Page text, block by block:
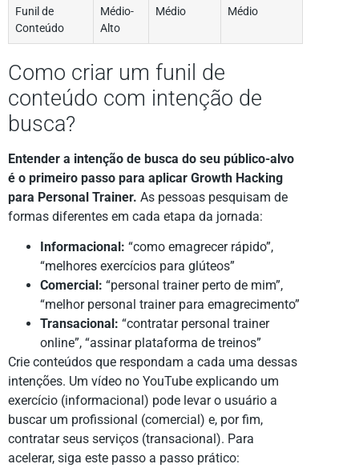
Funil de
Conteúdo
Médio-
Alto
Médio Médio
Como criar um funil de
conteúdo com intenção de
busca?
Entender a intenção de busca do seu público-alvo
é o primeiro passo para aplicar Growth Hacking
para Personal Trainer. As pessoas pesquisam de
formas diferentes em cada etapa da jornada:
Informacional: “como emagrecer rápido”,
“melhores exercícios para glúteos”
Comercial: “personal trainer perto de mim”,
“melhor personal trainer para emagrecimento”
Transacional: “contratar personal trainer
online”, “assinar plataforma de treinos”
Crie conteúdos que respondam a cada uma dessas
intenções. Um vídeo no YouTube explicando um
exercício (informacional) pode levar o usuário a
buscar um profissional (comercial) e, por fim,
contratar seus serviços (transacional). Para
acelerar, siga este passo a passo prático: